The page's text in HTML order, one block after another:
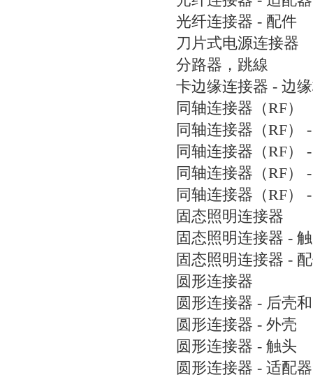
光纤连接器 - 配件
刀片式电源连接器
分路器，跳線
卡边缘连接器 - 边
同轴连接器（RF）
同轴连接器（RF）
同轴连接器（RF）
同轴连接器（RF）
同轴连接器（RF）
固态照明连接器
固态照明连接器 -
固态照明连接器 -
圆形连接器
圆形连接器 - 后壳
圆形连接器 - 外壳
圆形连接器 - 触头
圆形连接器 - 适配器